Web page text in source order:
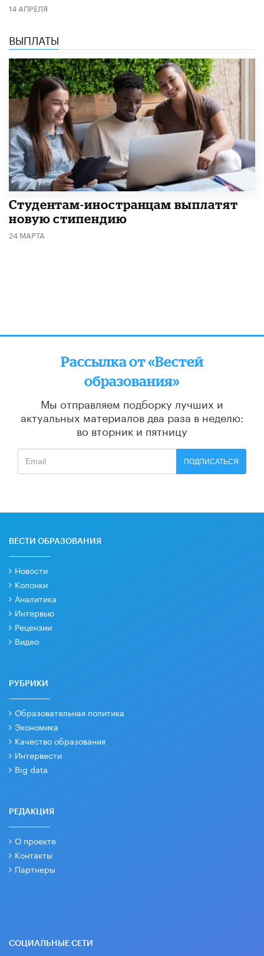
14 АПРЕЛЯ
ВЫПЛАТЫ
Студентам-иностранцам выплатят
новую стипендию
24 МАРТА
Рассылка от «Вестей
образования»
Мы отправляем подборку лучших и
актуальных материалов два раза в неделю:
во вторник и пятницу
ПОДПИСАТЬСЯ
ВЕСТИ ОБРАЗОВАНИЯ
Новости
Колонки
Аналитика
Интервью
Рецензии
Видео
РУБРИКИ
Образовательная политика
Экономика
Качество образования
Интервести
Big data
РЕДАКЦИЯ
О проекте
Контакты
Партнеры
СОЦИАЛЬНЫЕ СЕТИ